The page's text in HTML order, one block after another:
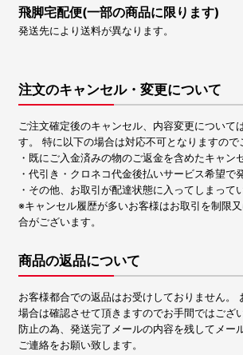
飛脚宅配便(一部の商品に限ります)
発送先により送料が異なります。
注文のキャンセル・変更について
ご注文確定後のキャンセル、内容変更について
す。 特に以下の場合は対応不可となりますので
・既にご入金済みの物のご返金を含めたキャンセ
・代引き・クロネコ代金後払いサービス希望で
・その他、お取引が配達状態に入ってしまって
※キャンセル履歴が多いお客様はお取引を制限
合がございます。
商品の返品について
お客様都合での返品はお受けしておりません。
場合は確認させて頂きますのでお手間ではござ
防止の為、発送完了メールの内容を残してメー
ご連絡をお願い致します。